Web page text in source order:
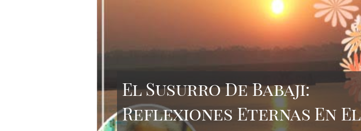
El Susurro De Babaji:
Reflexiones Eternas En El